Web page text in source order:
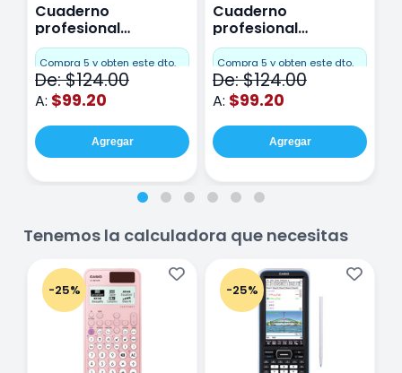
Cuaderno
profesional
Miquelrius Emotions
Cuadro Chico 80
hojas Rosa
Compra 5 y obten este dto.
De: $124.00
A: $99.20
Agregar
Cuaderno
profesional
Miquelrius Emotions
raya 80 hojas
Purpura
Compra 5 y obten este dto.
De: $124.00
A: $99.20
Agregar
Tenemos la calculadora que necesitas
-25% -25%